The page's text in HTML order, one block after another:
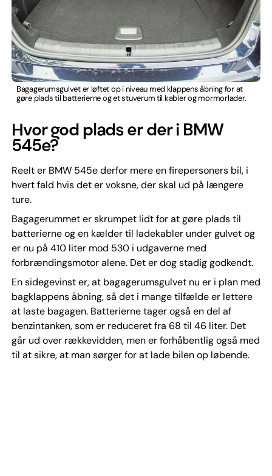
Bagagerumsgulvet er løftet op i niveau med klappens åbning for at
gøre plads til batterierne og et stuverum til kabler og mormorlader.
Hvor god plads er der i BMW
545e?
Reelt er BMW 545e derfor mere en firepersoners bil, i
hvert fald hvis det er voksne, der skal ud på længere
ture.
Bagagerummet er skrumpet lidt for at gøre plads til
batterierne og en kælder til ladekabler under gulvet og
er nu på 410 liter mod 530 i udgaverne med
forbrændingsmotor alene. Det er dog stadig godkendt.
En sidegevinst er, at bagagerumsgulvet nu er i plan med
bagklappens åbning, så det i mange tilfælde er lettere
at laste bagagen. Batterierne tager også en del af
benzintanken, som er reduceret fra 68 til 46 liter. Det
går ud over rækkevidden, men er forhåbentlig også med
til at sikre, at man sørger for at lade bilen op løbende.